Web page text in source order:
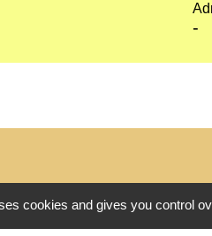
-
cookies and gives you control